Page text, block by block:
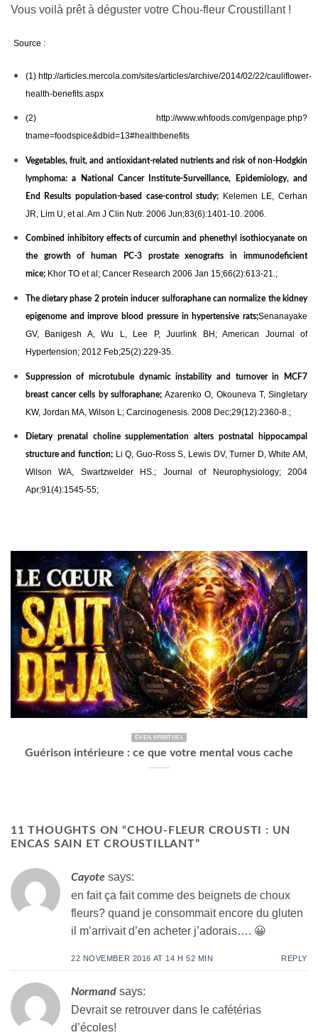
Vous voilà prêt à déguster votre Chou-fleur Croustillant !
Source :
(1) http://articles.mercola.com/sites/articles/archive/2014/02/22/cauliflower-
health-benefits.aspx
(2) http://www.whfoods.com/genpage.php?
tname=foodspice&dbid=13#healthbenefits
Vegetables, fruit, and antioxidant-related nutrients and risk of non-Hodgkin
lymphoma: a National Cancer Institute-Surveillance, Epidemiology, and
End Results population-based case-control study; Kelemen LE, Cerhan
JR, Lim U, et al. Am J Clin Nutr. 2006 Jun;83(6):1401-10. 2006.
Combined inhibitory effects of curcumin and phenethyl isothiocyanate on
the growth of human PC-3 prostate xenografts in immunodeficient
mice;Khor TO et al; Cancer Research 2006 Jan 15;66(2):613-21.;
The dietary phase 2 protein inducer sulforaphane can normalize the kidney
epigenome and improve blood pressure in hypertensive rats;Senanayake
GV, Banigesh A, Wu L, Lee P, Juurlink BH; American Journal of
Hypertension; 2012 Feb;25(2):229-35.
Suppression of microtubule dynamic instability and turnover in MCF7
breast cancer cells by sulforaphane; Azarenko O, Okouneva T, Singletary
KW, Jordan MA, Wilson L; Carcinogenesis. 2008 Dec;29(12):2360-8.;
Dietary prenatal choline supplementation alters postnatal hippocampal
structure and function; Li Q, Guo-Ross S, Lewis DV, Turner D, White AM,
Wilson WA, Swartzwelder HS.; Journal of Neurophysiology; 2004
Apr;91(4):1545-55;
ÉVEIL SPIRITUEL
Guérison intérieure : ce que votre mental vous cache
11 THOUGHTS ON “CHOU-FLEUR CROUSTI : UN
ENCAS SAIN ET CROUSTILLANT”
Cayote says:
en fait ça fait comme des beignets de choux
fleurs? quand je consommait encore du gluten
il m’arrivait d’en acheter j’adorais…. 😀
22 NOVEMBER 2016 AT 14 H 52 MIN REPLY
Normand says:
Devrait se retrouver dans le cafétérias
d’écoles!